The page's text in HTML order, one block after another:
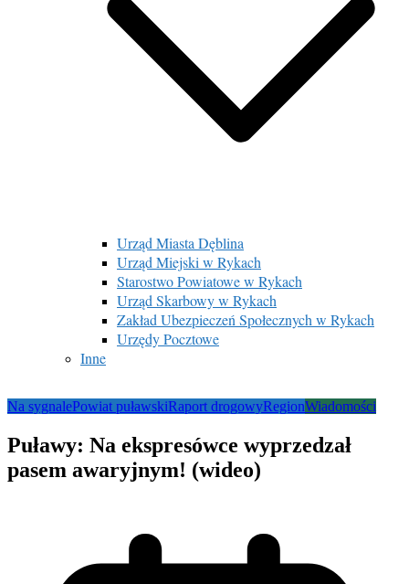
Urząd Miasta Dęblina
Urząd Miejski w Rykach
Starostwo Powiatowe w Rykach
Urząd Skarbowy w Rykach
Zakład Ubezpieczeń Społecznych w Rykach
Urzędy Pocztowe
Inne
Na sygnalePowiat puławskiRaport drogowyRegionWiadomości
Puławy: Na ekspresówce wyprzedzał
pasem awaryjnym! (wideo)